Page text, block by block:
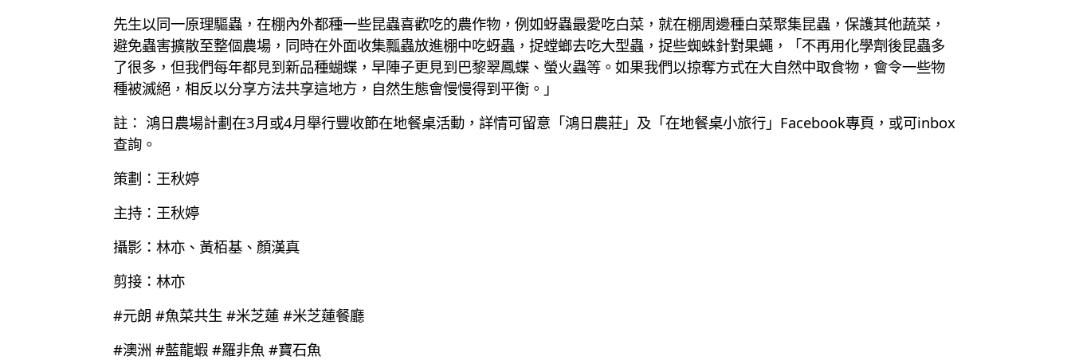
先生以同一原理驅蟲，在棚內外都種一些昆蟲喜歡吃的農作物，例如蚜蟲最愛吃白菜，就在棚周邊種白菜聚集昆蟲，保護其他蔬菜，
避免蟲害擴散至整個農場，同時在外面收集瓢蟲放進棚中吃蚜蟲，捉螳螂去吃大型蟲，捉些蜘蛛針對果蠅，「不再用化學劑後昆蟲多
了很多，但我們每年都見到新品種蝴蝶，早陣子更見到巴黎翠鳳蝶、螢火蟲等。如果我們以掠奪方式在大自然中取食物，會令一些物
種被滅絕，相反以分享方法共享這地方，自然生態會慢慢得到平衡。」
註： 鴻日農場計劃在3月或4月舉行豐收節在地餐桌活動，詳情可留意「鴻日農莊」及「在地餐桌小旅行」Facebook專頁，或可inbox
查詢。
策劃：王秋婷
主持：王秋婷
攝影：林亦、黃栢基、顏漢真
剪接：林亦
#元朗 #魚菜共生 #米芝蓮 #米芝蓮餐廳
#澳洲 #藍龍蝦 #羅非魚 #寶石魚